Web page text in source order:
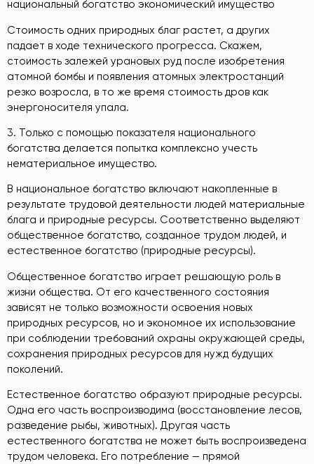
национальный богатство экономический имущество
Стоимость одних природных благ растет, а других
падает в ходе технического прогресса. Скажем,
стоимость залежей урановых руд после изобретения
атомной бомбы и появления атомных электростанций
резко возросла, в то же время стоимость дров как
энергоносителя упала.
3. Только с помощью показателя национального
богатства делается попытка комплексно учесть
нематериальное имущество.
В национальное богатство включают накопленные в
результате трудовой деятельности людей материальные
блага и природные ресурсы. Соответственно выделяют
общественное богатство, созданное трудом людей, и
естественное богатство (природные ресурсы).
Общественное богатство играет решающую роль в
жизни общества. От его качественного состояния
зависят не только возможности освоения новых
природных ресурсов, но и экономное их использование
при соблюдении требований охраны окружающей среды,
сохранения природных ресурсов для нужд будущих
поколений.
Естественное богатство образуют природные ресурсы.
Одна его часть воспроизводима (восстановление лесов,
разведение рыбы, животных). Другая часть
естественного богатства не может быть воспроизведена
трудом человека. Его потребление — прямой